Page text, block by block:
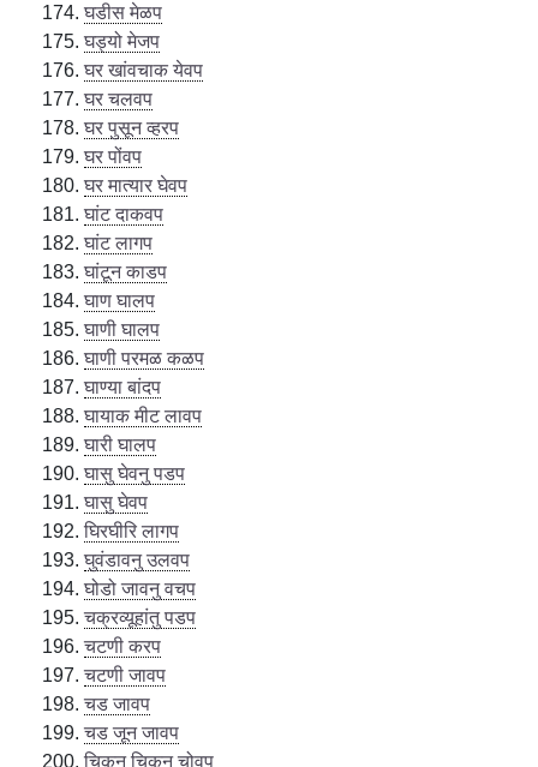
घडीस मेळप
घड्यो मेजप
घर खांवचाक येवप
घर चलवप
घर पुसून व्हरप
घर पोंवप
घर मात्यार घेवप
घांट दाकवप
घांट लागप
घांटून काडप
घाण घालप
घाणी घालप
घाणी परमळ कळप
घाण्या बांदप
घायाक मीट लावप
घारी घालप
घासु घेवनु पडप
घासु घेवप
घिरघीरि लागप
घुवंडावनु उलवप
घोडो जावनु वचप
चक्रव्यूहांतु पडप
चटणी करप
चटणी जावप
चड जावप
चड जून जावप
चिकून चिकून चोवप